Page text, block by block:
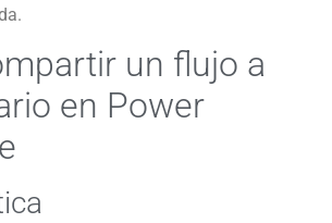
un flujo a
en Power